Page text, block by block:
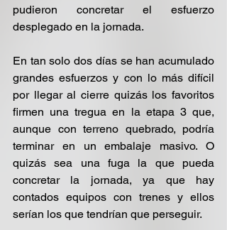
pudieron concretar el esfuerzo
desplegado en la jornada.
En tan solo dos días se han acumulado
grandes esfuerzos y con lo más difícil
por llegar al cierre quizás los favoritos
firmen una tregua en la etapa 3 que,
aunque con terreno quebrado, podría
terminar en un embalaje masivo. O
quizás sea una fuga la que pueda
concretar la jornada, ya que hay
contados equipos con trenes y ellos
serían los que tendrían que perseguir.